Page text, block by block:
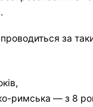
за
римська — з 8